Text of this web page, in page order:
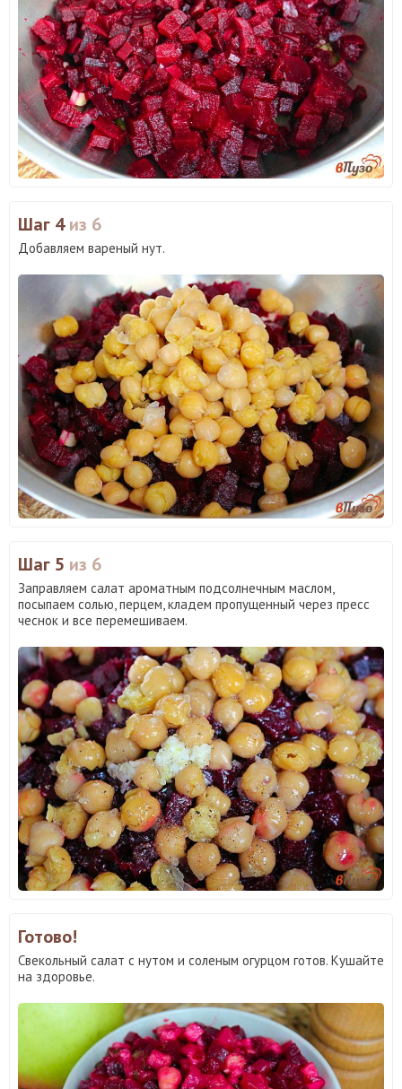
Шаг 4из 6
Добавляем вареный нут.
Шаг 5 из 6
Заправляем салат ароматным подсолнечным маслом,
посыпаем солью, перцем, кладем пропущенный через пресс
чеснок и все перемешиваем.
Готово!
Свекольный салат с нутом и соленым огурцом готов. Кушайте
на здоровье.